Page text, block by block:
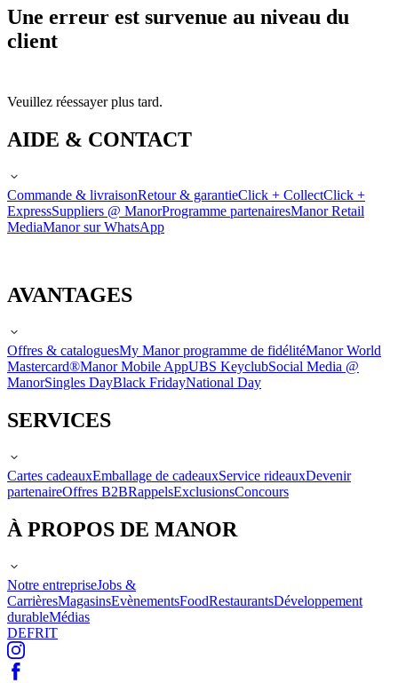
Une erreur est survenue au niveau du
client
Veuillez réessayer plus tard.
AIDE & CONTACT
Commande & livraisonRetour & garantieClick + CollectClick +
ExpressSuppliers @ ManorProgramme partenairesManor Retail
MediaManor sur WhatsApp
AVANTAGES
Offres & cataloguesMy Manor programme de fidélitéManor World
Mastercard®Manor Mobile AppUBS KeyclubSocial Media @
ManorSingles DayBlack FridayNational Day
SERVICES
Cartes cadeauxEmballage de cadeauxService rideauxDevenir
partenaireOffres B2BRappelsExclusionsConcours
À PROPOS DE MANOR
Notre entrepriseJobs &
CarrièresMagasinsEvènementsFoodRestaurantsDéveloppement
durableMédias
DEFRIT